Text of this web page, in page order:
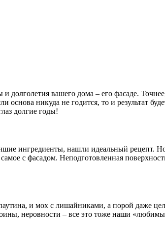
вашего дома – его фасаде.
никуда не годится, то и результат
долгие годы!
ингредиенты, нашли идеальный рецепт.
с фасадом. Неподготовленная
и мох с лишайниками, а порой даже
неровности – все это тоже наши